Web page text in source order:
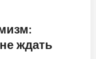
ждать